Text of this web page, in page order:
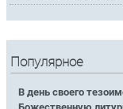
Популярное
В день своего